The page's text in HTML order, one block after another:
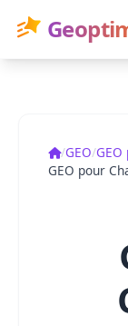
Accueil
/GEO/GEO
GEO pour